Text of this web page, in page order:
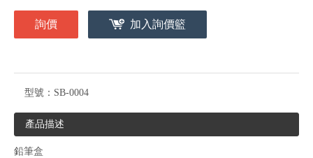
詢價 加入詢價籃
型號： SB-0004
產品描述
鉛筆盒